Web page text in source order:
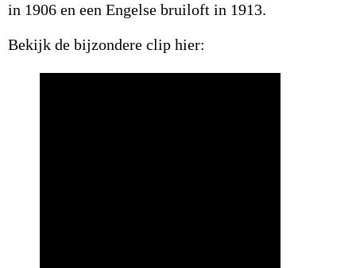
in 1906 en een Engelse bruiloft in 1913.
Bekijk de bijzondere clip hier: